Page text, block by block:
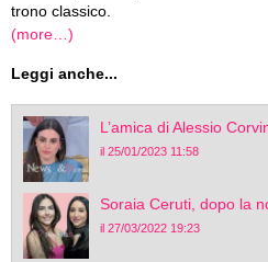
trono classico.
(more…)
Leggi anche...
L’amica di Alessio
il 25/01/2023 11:58
Soraia Ceruti, dopo la
il 27/03/2022 19:23